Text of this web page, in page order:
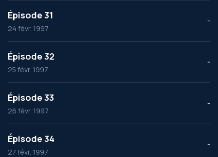
Épisode 31
24 févr. 1997
--
Épisode 32
25 févr. 1997
--
Épisode 33
26 févr. 1997
--
Épisode 34
27 févr. 1997
--